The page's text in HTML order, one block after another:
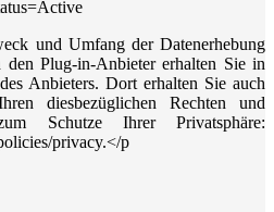
und Umfang der Datenerhebung
Plug-in-Anbieter erhalten Sie in
Anbieters. Dort erhalten Sie auch
diesbezüglichen Rechten und
Schutze Ihrer Privatsphäre:
privacy.</p